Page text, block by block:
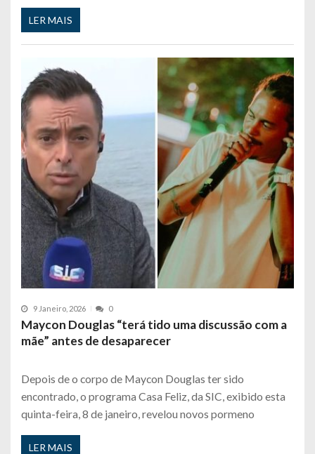
LER MAIS
9 Janeiro, 2026 0
Maycon Douglas “terá tido uma discussão com a
mãe” antes de desaparecer
Depois de o corpo de Maycon Douglas ter sido
encontrado, o programa Casa Feliz, da SIC, exibido esta
quinta-feira, 8 de janeiro, revelou novos pormeno
LER MAIS